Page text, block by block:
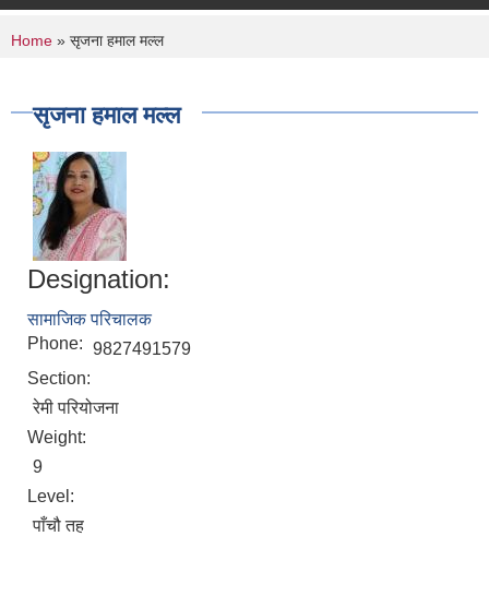
You are here
Home » सृजना हमाल मल्ल
सृजना हमाल मल्ल
Designation:
सामाजिक परिचालक
Phone: 9827491579
Section:
रेमी परियोजना
Weight:
9
Level:
पाँचौ तह